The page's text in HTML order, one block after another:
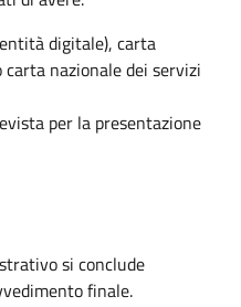
digitale), carta
carta nazionale dei servizi
per la presentazione
si conclude
finale.